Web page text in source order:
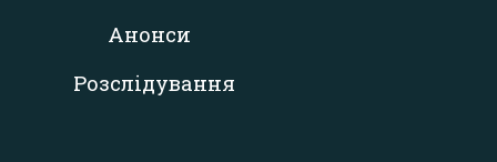
Анонси
Розслідування